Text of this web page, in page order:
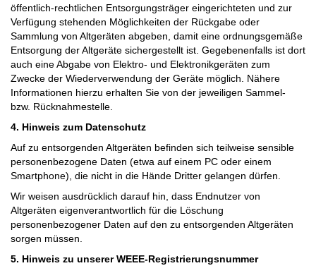
öffentlich-rechtlichen Entsorgungsträger eingerichteten und zur
Verfügung stehenden Möglichkeiten der Rückgabe oder
Sammlung von Altgeräten abgeben, damit eine ordnungsgemäße
Entsorgung der Altgeräte sichergestellt ist. Gegebenenfalls ist dort
auch eine Abgabe von Elektro- und Elektronikgeräten zum
Zwecke der Wiederverwendung der Geräte möglich. Nähere
Informationen hierzu erhalten Sie von der jeweiligen Sammel-
bzw. Rücknahmestelle.
4. Hinweis zum Datenschutz
Auf zu entsorgenden Altgeräten befinden sich teilweise sensible
personenbezogene Daten (etwa auf einem PC oder einem
Smartphone), die nicht in die Hände Dritter gelangen dürfen.
Wir weisen ausdrücklich darauf hin, dass Endnutzer von
Altgeräten eigenverantwortlich für die Löschung
personenbezogener Daten auf den zu entsorgenden Altgeräten
sorgen müssen.
5. Hinweis zu unserer WEEE-Registrierungsnummer